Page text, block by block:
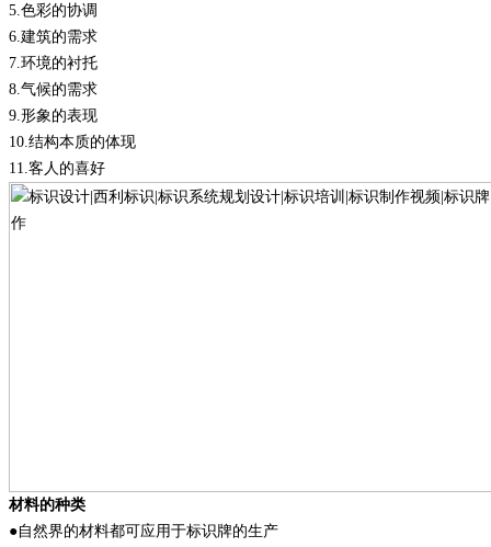
5 色彩的协调
6 建筑的需求
7 环境的衬托
8 气候的需求
9 形象的表现
10 结构本质的体现
11 客人的喜好
材料的种类
●自然界的材料都可应用于标识牌的生产